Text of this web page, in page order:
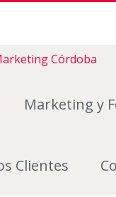
Marketing y
Clientes